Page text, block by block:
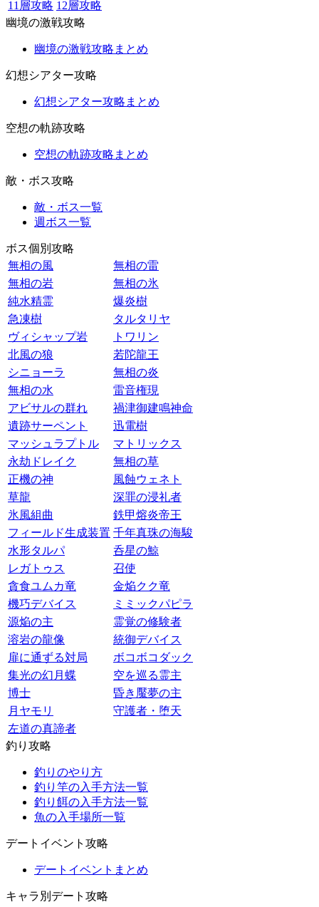
11層攻略 12層攻略
幽境の激戦攻略
幽境の激戦攻略まとめ
幻想シアター攻略
幻想シアター攻略まとめ
空想の軌跡攻略
空想の軌跡攻略まとめ
敵・ボス攻略
敵・ボス一覧
週ボス一覧
ボス個別攻略
無相の風
無相の雷
無相の岩
無相の氷
純水精霊
爆炎樹
急凍樹
タルタリヤ
ヴィシャップ岩
トワリン
北風の狼
若陀龍王
シニョーラ
無相の炎
無相の水
雷音権現
アビサルの群れ
禍津御建鳴神命
遺跡サーペント
迅電樹
マッシュラプトル
マトリックス
永劫ドレイク
無相の草
正機の神
風蝕ウェネト
草龍
深罪の浸礼者
氷風組曲
鉄甲熔炎帝王
フィールド生成装置 千年真珠の海駿
水形タルパ
呑星の鯨
レガトゥス
召使
貪食ユムカ竜
金焔クク竜
機巧デバイス
ミミックパピラ
源焔の主
霊覚の修験者
溶岩の龍像
統御デバイス
扉に通ずる対局
ボコボコダック
集光の幻月蝶
空を巡る霊主
博士
昏き魘夢の主
月ヤモリ
守護者・堕天
左道の真諦者
釣り攻略
釣りのやり方
釣り竿の入手方法一覧
釣り餌の入手方法一覧
魚の入手場所一覧
デートイベント攻略
デートイベントまとめ
キャラ別デート攻略